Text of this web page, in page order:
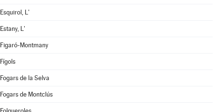
Esquirol, L'
Estany, L'
Figaró-Montmany
Fígols
Fogars de la Selva
Fogars de Montclús